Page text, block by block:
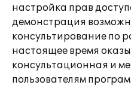
настройка прав
демонстрация
консультирование по
настоящее время
консультационная и
пользователям